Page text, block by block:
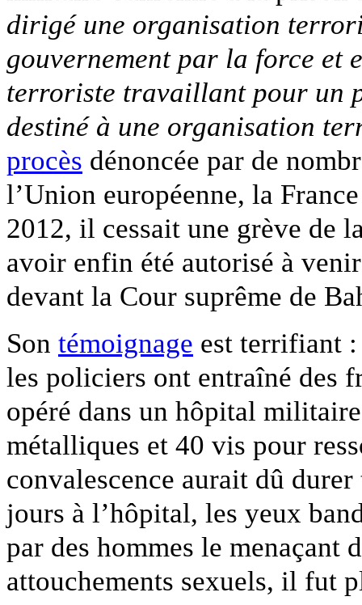
dirigé une organisation
gouvernement par la force et
terroriste travaillant pour un
destiné à une organisation
procès dénoncée par de
l’Union européenne, la
2012, il cessait une grève de
avoir enfin été autorisé à
devant la Cour suprême de
Son témoignage est terrifiant
les policiers ont entraîné des
opéré dans un hôpital
métalliques et 40 vis pour
convalescence aurait dû
jours à l’hôpital, les yeux
par des hommes le
attouchements sexuels, il fut